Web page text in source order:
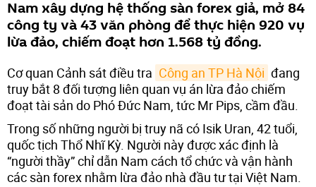
Nam xây dựng hệ thống sàn forex giả, mở 84
công ty và 43 văn phòng để thực hiện 920 vụ
lừa đảo, chiếm đoạt hơn 1.568 tỷ đồng.
Cơ quan Cảnh sát điều tra Công an TP Hà Nội đang
truy bắt 8 đối tượng liên quan vụ án lừa đảo chiếm
đoạt tài sản do Phó Đức Nam, tức Mr Pips, cầm đầu.
Trong số những người bị truy nã có Isik Uran, 42 tuổi,
quốc tịch Thổ Nhĩ Kỳ. Người này được xác định là
“người thầy” chỉ dẫn Nam cách tổ chức và vận hành
các sàn forex nhằm lừa đảo nhà đầu tư tại Việt Nam.